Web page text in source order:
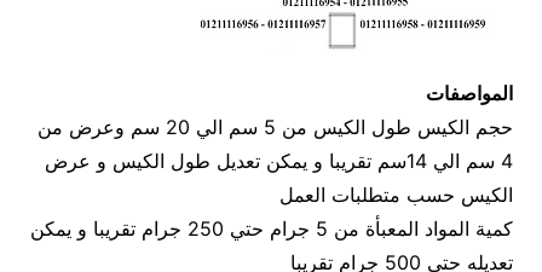
المواصفات
حجم الكيس طول الكيس من 5 سم الي 20 سم وعرض من
4 سم الي 14سم تقريبا و يمكن تعديل طول الكيس و عرض
الكيس حسب متطلبات العمل
كمية المواد المعبأة من 5 جرام حتي 250 جرام تقريبا و يمكن
تعديله حتي 500 جرام تقريبا